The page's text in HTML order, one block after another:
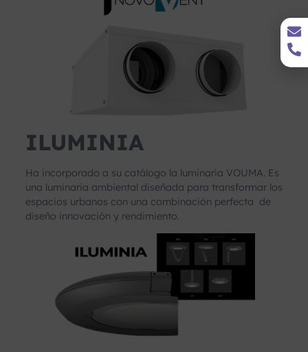
ILUMINIA
Ha incorporado a su catálogo la luminaria VOUMA. Es
una luminaria ambiental diseñada para transformar los
espacios urbanos con una combinación perfecta de
diseño innovación y rendimiento.